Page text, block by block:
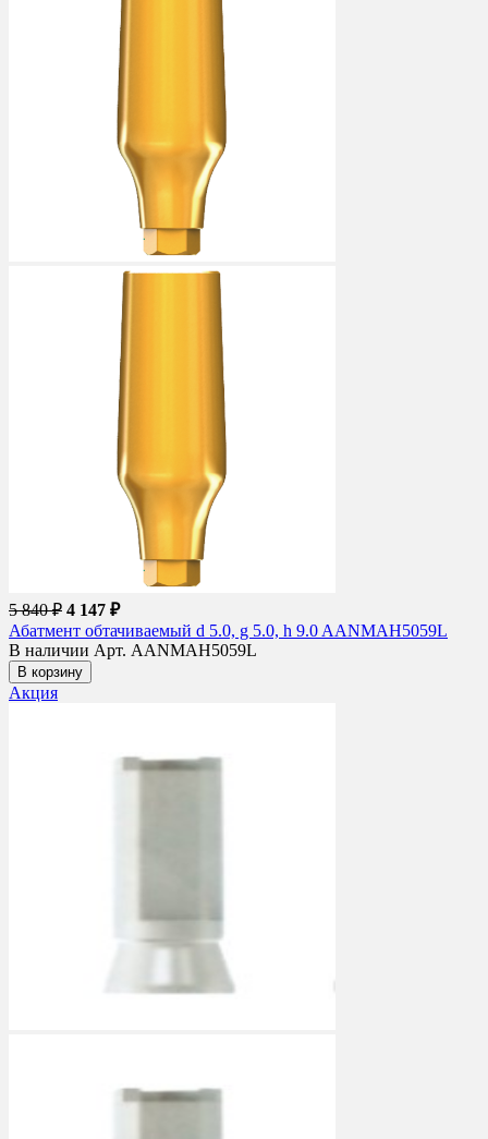
5 840 ₽ 4 147 ₽
Абатмент обтачиваемый d 5.0, g 5.0, h 9.0 AANMAH5059L
В наличии Арт. AANMAH5059L
В корзину
Акция